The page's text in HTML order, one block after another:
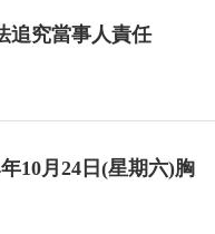
追究當事人責任
10月24日(星期六)胸